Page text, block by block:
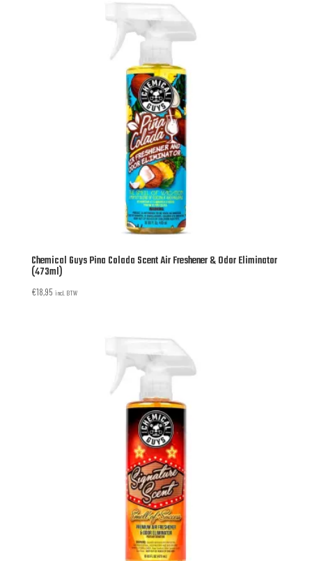
Chemical Guys Pina Colada Scent Air Freshener & Odor Eliminator
(473ml)
€18,95 incl. BTW